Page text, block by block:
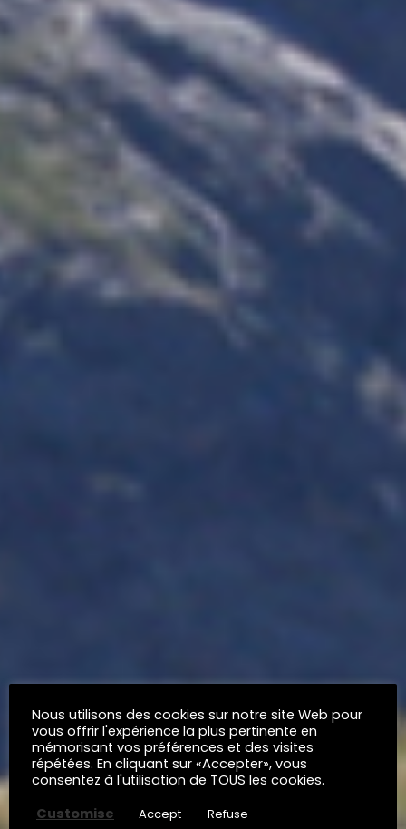
Nous utilisons des cookies sur notre site Web pour
vous offrir l'expérience la plus pertinente en
mémorisant vos préférences et des visites
répétées. En cliquant sur «Accepter», vous
consentez à l'utilisation de TOUS les cookies.
Customise
Accept Refuse